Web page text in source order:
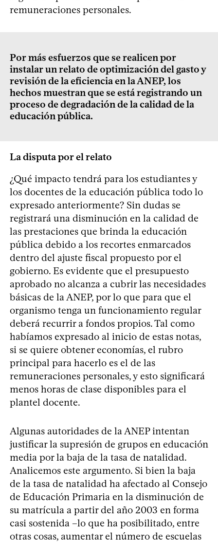
remuneraciones personales.
Por más esfuerzos que se realicen por
instalar un relato de optimización del gasto y
revisión de la eficiencia en la ANEP, los
hechos muestran que se está registrando un
proceso de degradación de la calidad de la
educación pública.
La disputa por el relato
¿Qué impacto tendrá para los estudiantes y
los docentes de la educación pública todo lo
expresado anteriormente? Sin dudas se
registrará una disminución en la calidad de
las prestaciones que brinda la educación
pública debido a los recortes enmarcados
dentro del ajuste fiscal propuesto por el
gobierno. Es evidente que el presupuesto
aprobado no alcanza a cubrir las necesidades
básicas de la ANEP, por lo que para que el
organismo tenga un funcionamiento regular
deberá recurrir a fondos propios. Tal como
habíamos expresado al inicio de estas notas,
si se quiere obtener economías, el rubro
principal para hacerlo es el de las
remuneraciones personales, y esto significará
menos horas de clase disponibles para el
plantel docente.
Algunas autoridades de la ANEP intentan
justificar la supresión de grupos en educación
media por la baja de la tasa de natalidad.
Analicemos este argumento. Si bien la baja
de la tasa de natalidad ha afectado al Consejo
de Educación Primaria en la disminución de
su matrícula a partir del año 2003 en forma
casi sostenida –lo que ha posibilitado, entre
otras cosas, aumentar el número de escuelas